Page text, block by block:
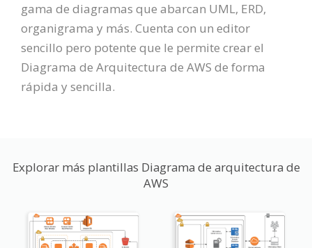
gama de diagramas que abarcan UML, ERD,
organigrama y más. Cuenta con un editor
sencillo pero potente que le permite crear el
Diagrama de Arquitectura de AWS de forma
rápida y sencilla.
Explorar más plantillas Diagrama de arquitectura de
AWS